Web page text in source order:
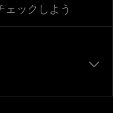
ェックしよう